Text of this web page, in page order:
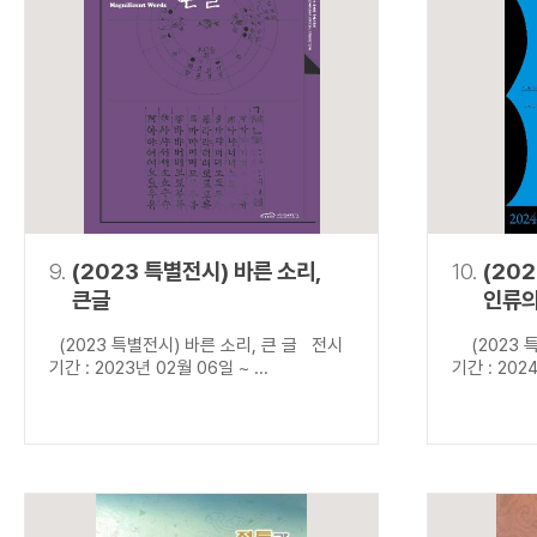
9. (2023 특별전시) 바른 소리,
큰글
(2023 특별전시) 바른 소리, 큰 글 전시
기간 : 2023년 02월 06일 ~ ...
10.
인류
(2023 특
기간 :